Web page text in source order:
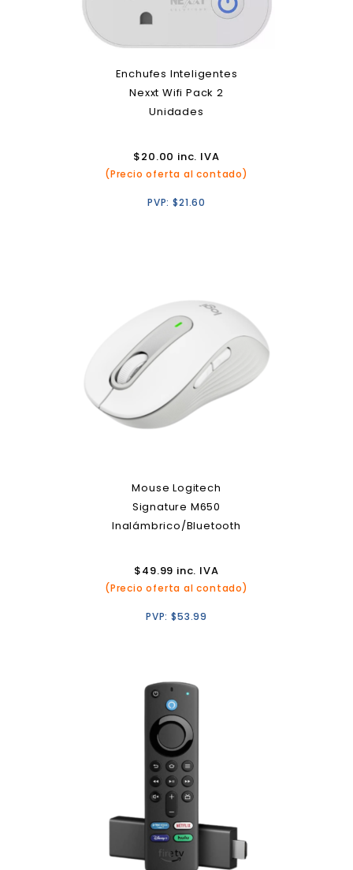
Enchufes Inteligentes
Nexxt Wifi Pack 2
Unidades
$20.00 inc. IVA
(Precio oferta al contado)
PVP:$21.60
Mouse Logitech
Signature M650
Inalámbrico/Bluetooth
$49.99 inc. IVA
(Precio oferta al contado)
PVP:$53.99